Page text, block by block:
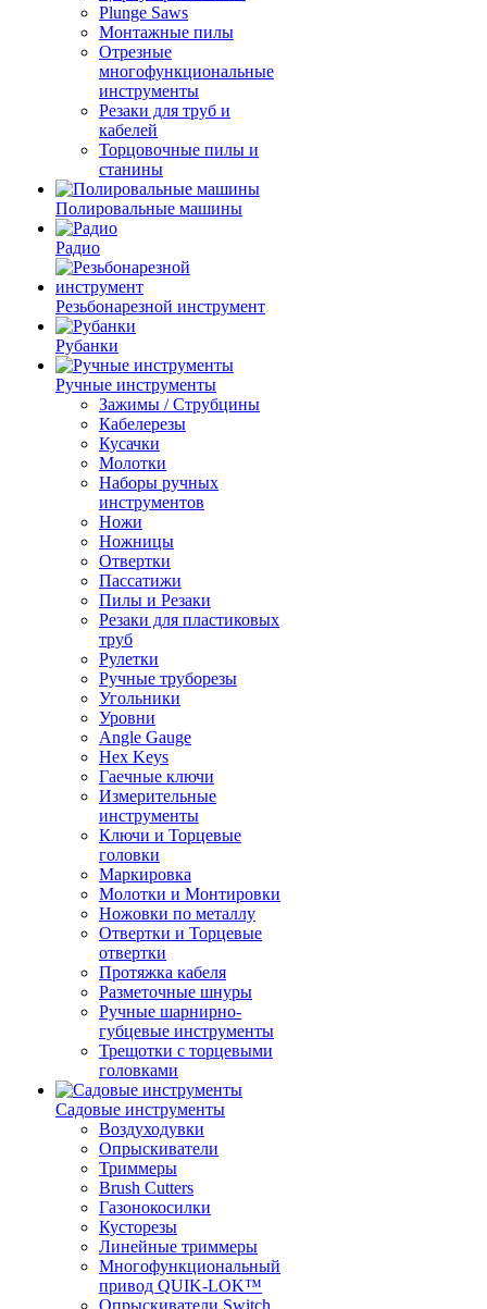
Plunge Saws
Монтажные пилы
Отрезные
многофункциональные
инструменты
Резаки для труб и
кабелей
Торцовочные пилы и
станины
Полировальные машины
Радио
Резьбонарезной инструмент
Рубанки
Ручные инструменты
Зажимы / Струбцины
Кабелерезы
Кусачки
Молотки
Наборы ручных
инструментов
Ножи
Ножницы
Отвертки
Пассатижи
Пилы и Резаки
Резаки для пластиковых
труб
Рулетки
Ручные труборезы
Угольники
Уровни
Angle Gauge
Hex Keys
Гаечные ключи
Измерительные
инструменты
Ключи и Торцевые
головки
Маркировка
Молотки и Монтировки
Ножовки по металлу
Отвертки и Торцевые
отвертки
Протяжка кабеля
Разметочные шнуры
Ручные шарнирно-
губцевые инструменты
Трещотки с торцевыми
головками
Садовые инструменты
Воздуходувки
Опрыскиватели
Триммеры
Brush Cutters
Газонокосилки
Кусторезы
Линейные триммеры
Многофункциональный
привод QUIK-LOK™
Опрыскиватели Switch